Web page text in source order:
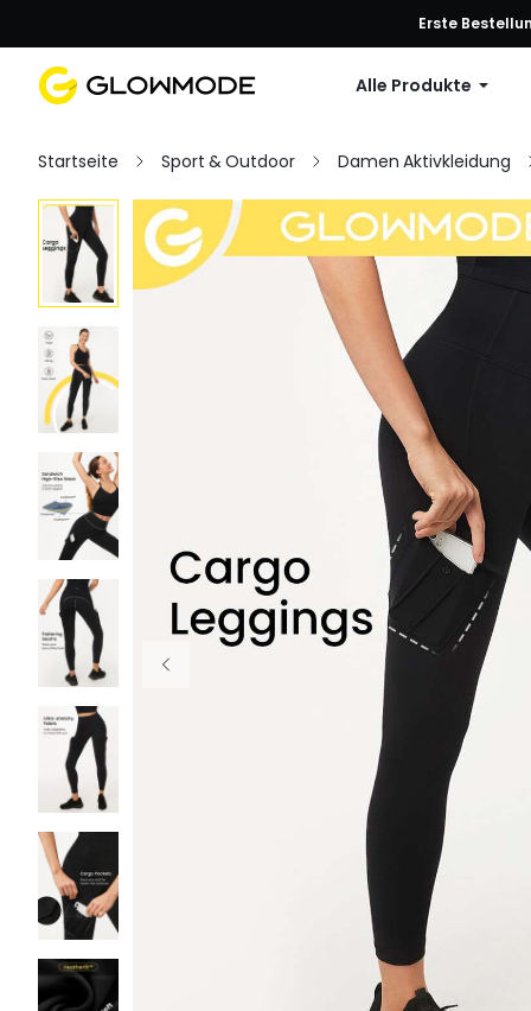
Erste
Alle Produkte
Startseite Sport & Outdoor Damen Aktivkleidung